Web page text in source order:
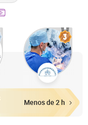
Menos de 2 h